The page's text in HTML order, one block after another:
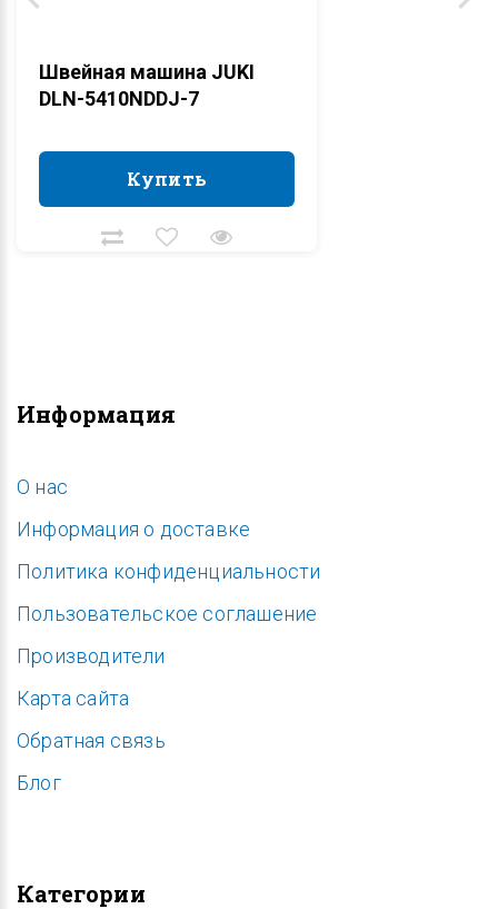
Швейная машина JUKI
DLN-5410NDDJ-7
Купить
Купить
Информация
O нас
Информация о доставке
Политика конфиденциальности
Пользовательское соглашение
Производители
Карта сайта
Обратная связь
Блог
Категории